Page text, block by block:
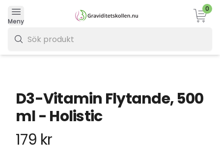
Meny
0
D3-Vitamin Flytande, 500
ml - Holistic
179 kr